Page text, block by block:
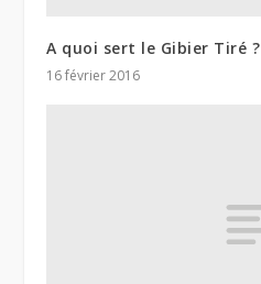
A quoi sert le Gibier Tiré ?
16 février 2016